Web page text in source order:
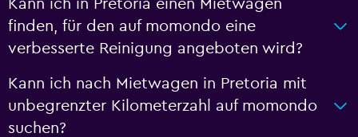
Kann ich in Pretoria einen Mietwagen
finden, für den auf momondo eine
verbesserte Reinigung angeboten wird?
Kann ich nach Mietwagen in Pretoria mit
unbegrenzter Kilometerzahl auf momondo
suchen?